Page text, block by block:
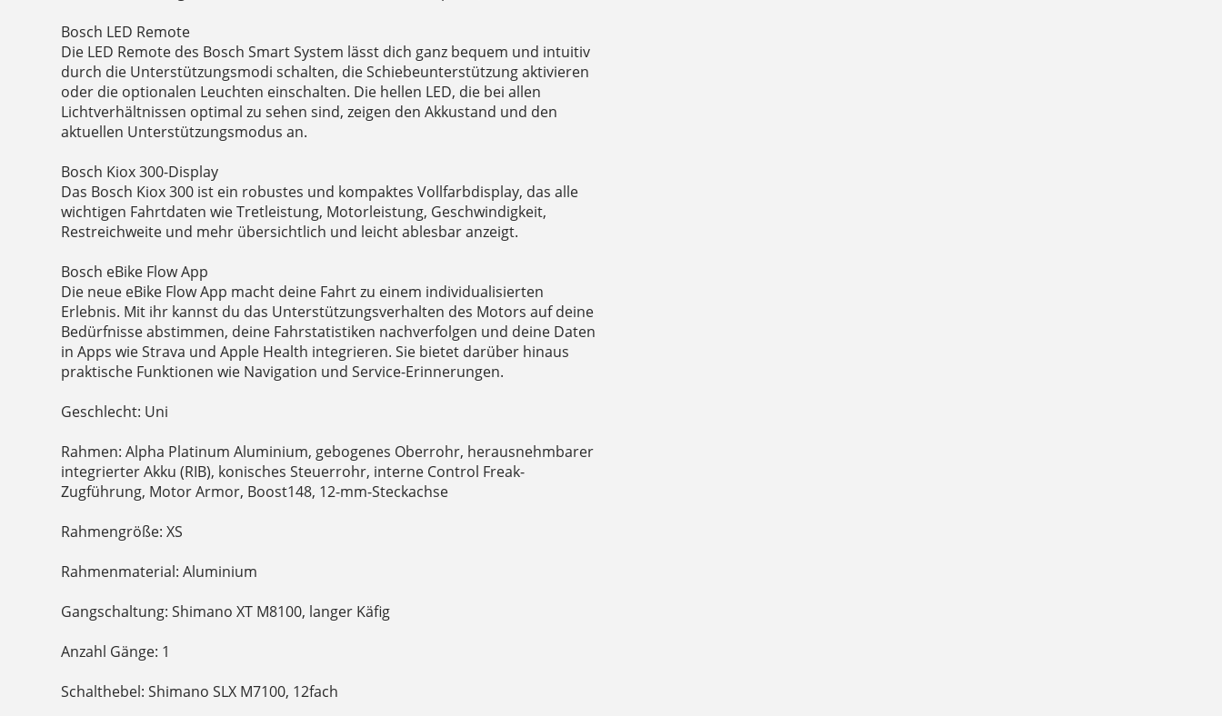
Bosch LED Remote
Die LED Remote des Bosch Smart System lässt dich ganz bequem und intuitiv
durch die Unterstützungsmodi schalten, die Schiebeunterstützung aktivieren
oder die optionalen Leuchten einschalten. Die hellen LED, die bei allen
Lichtverhältnissen optimal zu sehen sind, zeigen den Akkustand und den
aktuellen Unterstützungsmodus an.
Bosch Kiox 300-Display
Das Bosch Kiox 300 ist ein robustes und kompaktes Vollfarbdisplay, das alle
wichtigen Fahrtdaten wie Tretleistung, Motorleistung, Geschwindigkeit,
Restreichweite und mehr übersichtlich und leicht ablesbar anzeigt.
Bosch eBike Flow App
Die neue eBike Flow App macht deine Fahrt zu einem individualisierten
Erlebnis. Mit ihr kannst du das Unterstützungsverhalten des Motors auf deine
Bedürfnisse abstimmen, deine Fahrstatistiken nachverfolgen und deine Daten
in Apps wie Strava und Apple Health integrieren. Sie bietet darüber hinaus
praktische Funktionen wie Navigation und Service-Erinnerungen.
Geschlecht: Uni
Rahmen: Alpha Platinum Aluminium, gebogenes Oberrohr, herausnehmbarer
integrierter Akku (RIB), konisches Steuerrohr, interne Control Freak-
Zugführung, Motor Armor, Boost148, 12-mm-Steckachse
Rahmengröße: XS
Rahmenmaterial: Aluminium
Gangschaltung: Shimano XT M8100, langer Käfig
Anzahl Gänge: 1
Schalthebel: Shimano SLX M7100, 12fach